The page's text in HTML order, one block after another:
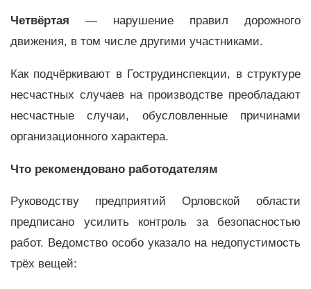
Четвёртая — нарушение правил дорожного
движения, в том числе другими участниками.
Как подчёркивают в Гострудинспекции, в структуре
несчастных случаев на производстве преобладают
несчастные случаи, обусловленные причинами
организационного характера.
Что рекомендовано работодателям
Руководству предприятий Орловской области
предписано усилить контроль за безопасностью
работ. Ведомство особо указало на недопустимость
трёх вещей: